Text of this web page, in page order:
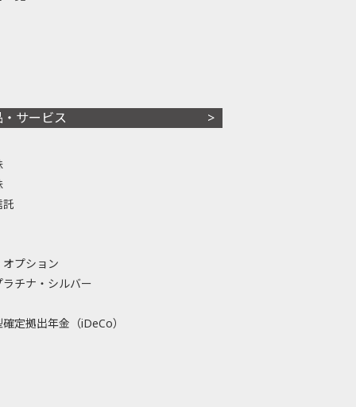
・サービス
託
プション
ラチナ・シルバー
定拠出年金（iDeCo）